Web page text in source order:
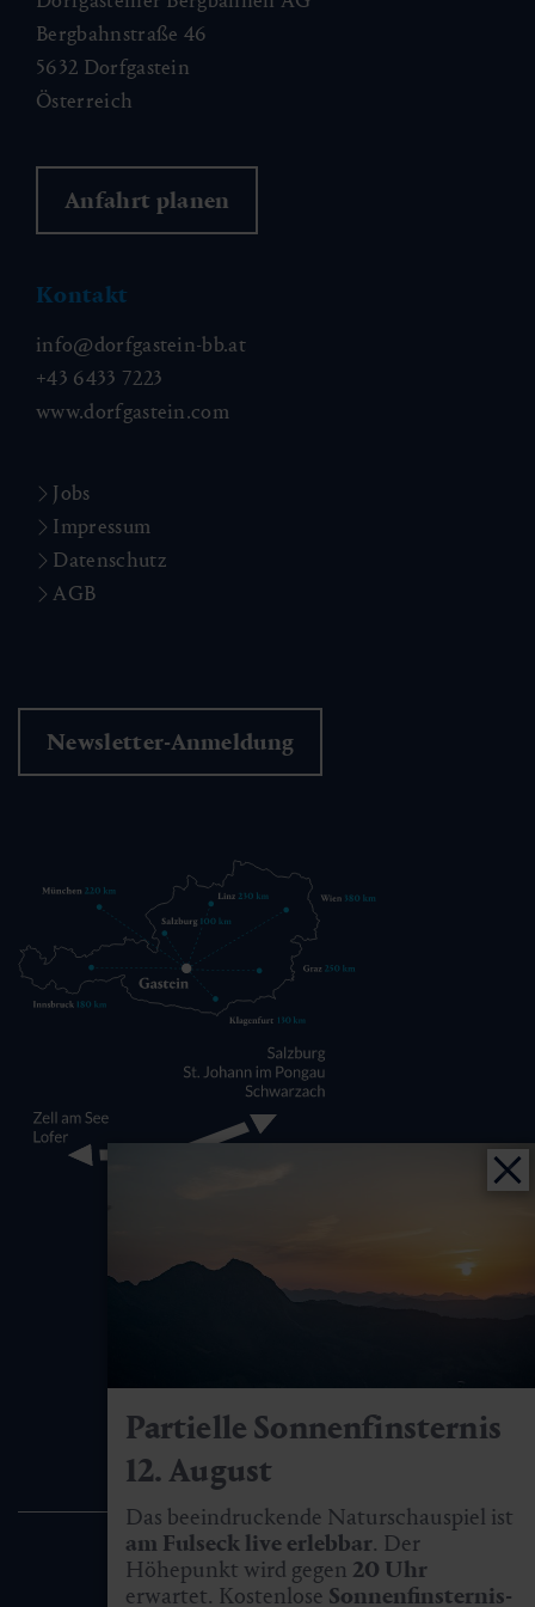
Partielle Sonnenfinsternis
12. August
Das beeindruckende Naturschauspiel ist
am Fulseck live erlebbar. Der
Höhepunkt wird gegen 20 Uhr
erwartet. Kostenlose Sonnenfinsternis-
Bergbahnstraße 46
5632 Dorfgastein
Österreich
Anfahrt planen
Kontakt
info@dorfgastein-bb.at
+43 6433 7223
www.dorfgastein.com
Jobs
Impressum
Datenschutz
AGB
Newsletter-Anmeldung